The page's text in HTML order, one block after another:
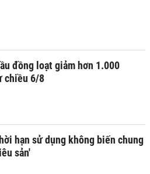
đồng loạt giảm hơn 1.000
chiều 6/8
hạn sử dụng không biến chung
sản'